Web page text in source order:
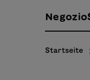
Negozio
Startseite